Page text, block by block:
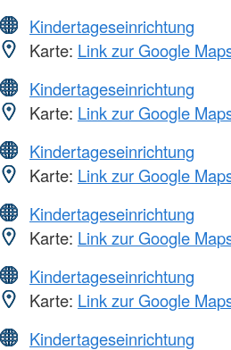
Kindertageseinrichtung
Karte: Link zur Google
Kindertageseinrichtung
Karte: Link zur Google
Kindertageseinrichtung
Karte: Link zur Google
Kindertageseinrichtung
Karte: Link zur Google
Kindertageseinrichtung
Karte: Link zur Google
Kindertageseinrichtung